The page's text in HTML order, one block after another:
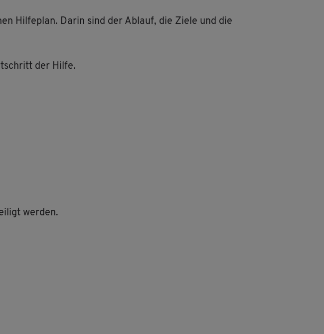
Hil­fe­plan. Darin sind der Ab­lauf, die Ziele und die
der Hilfe.
wer­den.